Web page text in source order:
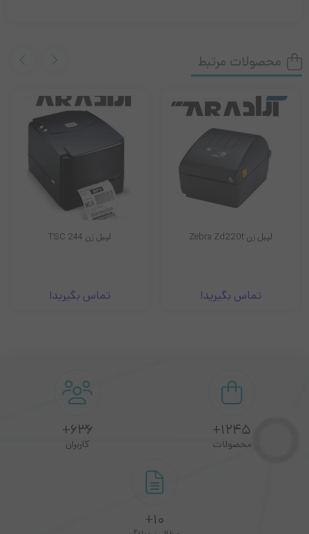
این دستگاه قابلیت چاپ لیبل های طراحی شده توسط کاربر را دارد و می
کند عرض قابل چاپ در این دستگاه 15 میلیمتر می باشد . لیبل پرینتر
قابلیت اتصال به گوشی های اندروید و IOS را دارد رابط این دستگاه هم
پورت USB و بلوتوث می باشد .
ویژگی های لیبل پرینتر:
کیفیت چاپ 203DPI
قابلیت اتصال به گوشی موبایل از طریق بلوتوث
محصولات مرتبط
لیبل زن TSC 244
تماس بگیرید!
لیبل پرینتر IDPRT مدل iT4B
تماس بگیرید!
1245+
محصولات
636+
کاربران
10+